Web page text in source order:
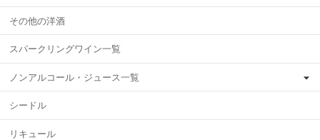
その他の洋酒
スパークリングワイン一覧
ノンアルコール・ジュース一覧
シードル
リキュール